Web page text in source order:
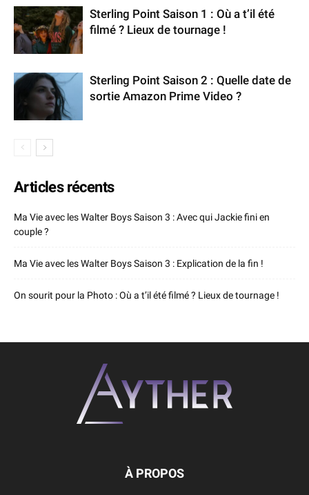
Sterling Point Saison 1 : Où a t’il été
filmé ? Lieux de tournage !
Sterling Point Saison 2 : Quelle date de
sortie Amazon Prime Video ?
Articles récents
Ma Vie avec les Walter Boys Saison 3 : Avec qui Jackie fini en
couple ?
Ma Vie avec les Walter Boys Saison 3 : Explication de la fin !
On sourit pour la Photo : Où a t’il été filmé ? Lieux de tournage !
À PROPOS